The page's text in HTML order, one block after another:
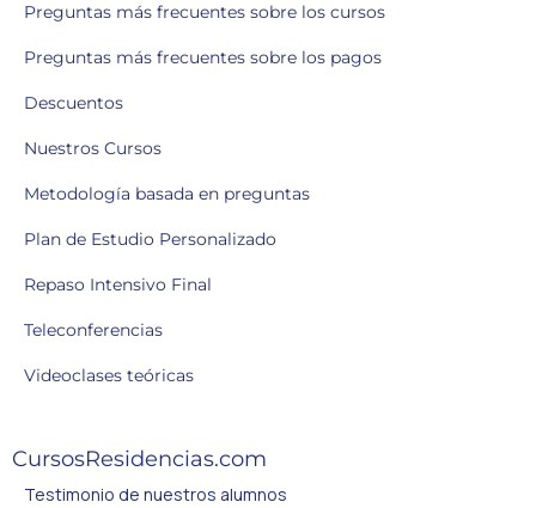
Preguntas más frecuentes sobre los cursos
Preguntas más frecuentes sobre los pagos
Descuentos
Nuestros Cursos
Metodología basada en preguntas
Plan de Estudio Personalizado
Repaso Intensivo Final
Teleconferencias
Videoclases teóricas
CursosResidencias.com
Testimonio de nuestros alumnos